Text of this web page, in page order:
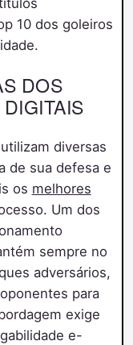
10 dos goleiros
DOS
diversas
de sua defesa e
os melhores
Um dos
sempre no
adversários,
para
exige
e-